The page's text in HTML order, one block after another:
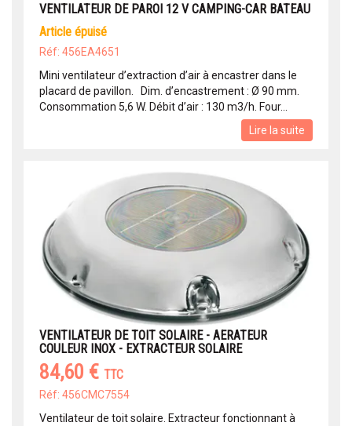
VENTILATEUR DE PAROI 12 V CAMPING-CAR BATEAU
article épuisé
Réf: 456EA4651
Mini ventilateur d’extraction d’air à encastrer dans le
placard de pavillon. Dim. d’encastrement : Ø 90 mm.
Consommation 5,6 W. Débit d’air : 130 m3/h. Four...
Lire la suite
VENTILATEUR DE TOIT SOLAIRE - AERATEUR
COULEUR INOX - EXTRACTEUR SOLAIRE
84,60 € TTC
Réf: 456CMC7554
Ventilateur de toit solaire. Extracteur fonctionnant à